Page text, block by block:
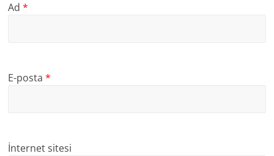
Ad*
E-posta*
İnternet sitesi